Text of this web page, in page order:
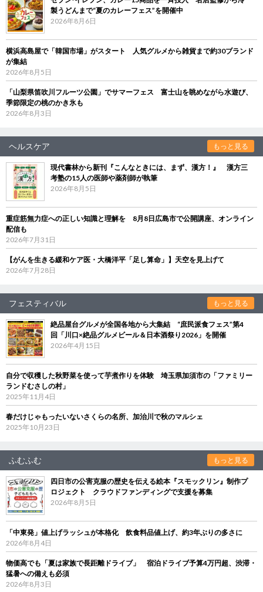
製うどんまで“夏のカレーフェス”を開催中
2026年8月6日
横浜高島屋で「韓国市場」がスタート 人気グルメから雑貨まで約30ブランド
が集結
2026年8月5日
「山梨県笛吹川フルーツ公園」でサマーフェス 富士山を眺めながら水遊び、
季節限定の桃のかき氷も
2026年8月3日
ヘルスケア もっと見る
現代書林から新刊『こんなときには、まず、漢方！』 漢方三
考塾の15人の医師や薬剤師が執筆
2026年8月5日
重症筋無力症への正しい知識と理解を 8月8日広島市で公開講座、オンライン
配信も
2026年7月31日
【がんを生きる緩和ケア医・大橋洋平「足し算命」】天空を見上げて
2026年7月28日
フェスティバル もっと見る
絶品屋台グルメが全国各地から大集結 “庶民派食フェス”第4
回「川口×絶品グルメビール＆日本酒祭り2026」を開催
2026年4月15日
自分で収穫した秋野菜を使って芋煮作りを体験 埼玉県加須市の「ファミリー
ランドむさしの村」
2025年11月4日
春だけじゃもったいないさくらの名所、加治川で秋のマルシェ
2025年10月23日
ふむふむ もっと見る
四日市の公害克服の歴史を伝える絵本『スモックリン』制作プ
ロジェクト クラウドファンディングで支援を募集
2026年8月5日
「中東発」値上げラッシュが本格化 飲食料品値上げ、約3年ぶりの多さに
2026年8月4日
物価高でも「夏は家族で長距離ドライブ」 宿泊ドライブ予算4万円超、渋滞・
猛暑への備えも必須
2026年8月3日